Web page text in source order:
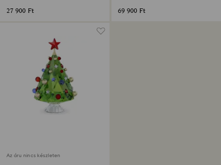
27 900 Ft 69 900 Ft
Az áru nincs készleten